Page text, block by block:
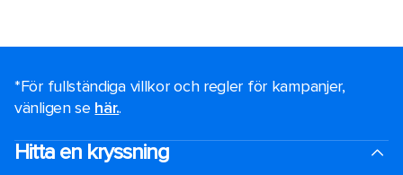
*För fullständiga villkor och regler för kampanjer,
vänligen se här..
Hitta en kryssning